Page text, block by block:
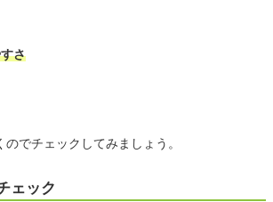
さ
でチェックしてみましょう。
ェック